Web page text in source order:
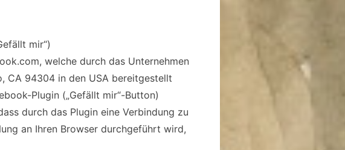
mir“)
welche durch das Unternehmen
CA 94304 in den USA bereitgestellt
Plugin („Gefällt mir“-Button)
durch das Plugin eine Verbindung zu
an Ihren Browser durchgeführt wird,